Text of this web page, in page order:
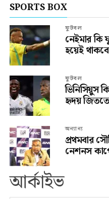
SPORTS BOX
ফুটবল
নেইমার কি
হয়েই
ফুটবল
ভিনিসিয়ুস
হৃদয়
অন্যান্য
প্রথমবার
নেশনস
আর্কাইভ